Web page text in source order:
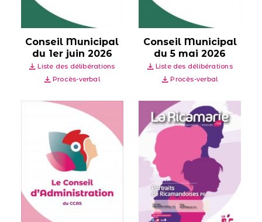
Conseil Municipal
du 1er juin 2026
Liste des délibérations
Procès-verbal
Conseil Municipal
du 5 mai 2026
Liste des délibérations
Procès-verbal